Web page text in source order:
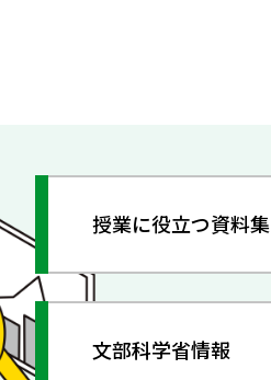
授業に役立つ資料集
文部科学省情報